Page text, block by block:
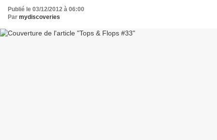
Publié le 03/12/2012 à 06:00
Par mydiscoveries